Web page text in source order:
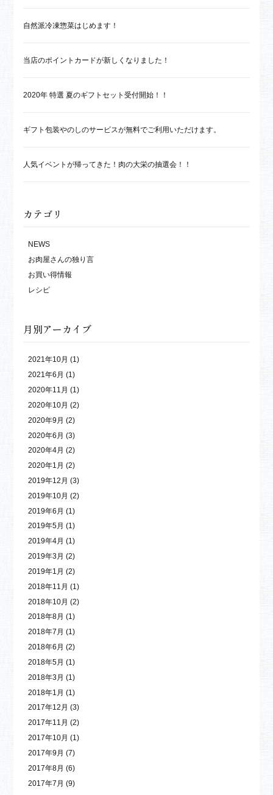
自然派冷凍惣菜はじめます！
当店のポイントカードが新しくなりました！
2020年 特選 夏のギフトセット受付開始！！
ギフト包装やのしのサービスが無料でご利用いただけます。
人気イベントが帰ってきた！肉の大栄の抽選会！！
カテゴリ
NEWS
お肉屋さんの独り言
お買い得情報
レシピ
月別アーカイブ
2021年10月 (1)
2021年6月 (1)
2020年11月 (1)
2020年10月 (2)
2020年9月 (2)
2020年6月 (3)
2020年4月 (2)
2020年1月 (2)
2019年12月 (3)
2019年10月 (2)
2019年6月 (1)
2019年5月 (1)
2019年4月 (1)
2019年3月 (2)
2019年1月 (2)
2018年11月 (1)
2018年10月 (2)
2018年8月 (1)
2018年7月 (1)
2018年6月 (2)
2018年5月 (1)
2018年3月 (1)
2018年1月 (1)
2017年12月 (3)
2017年11月 (2)
2017年10月 (1)
2017年9月 (7)
2017年8月 (6)
2017年7月 (9)